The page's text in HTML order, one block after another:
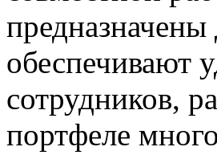
обеспечивают
сотрудников,
портфеле